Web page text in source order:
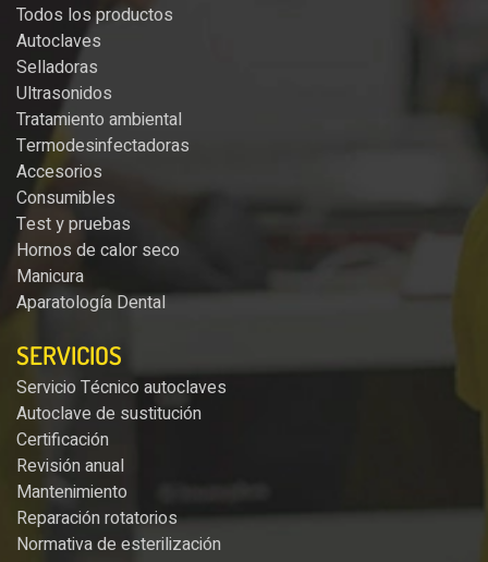
Todos los productos
Autoclaves
Selladoras
Ultrasonidos
Tratamiento ambiental
Termodesinfectadoras
Accesorios
Consumibles
Test y pruebas
Hornos de calor seco
Manicura
Aparatología Dental
SERVICIOS
Servicio Técnico autoclaves
Autoclave de sustitución
Certificación
Revisión anual
Mantenimiento
Reparación rotatorios
Normativa de esterilización